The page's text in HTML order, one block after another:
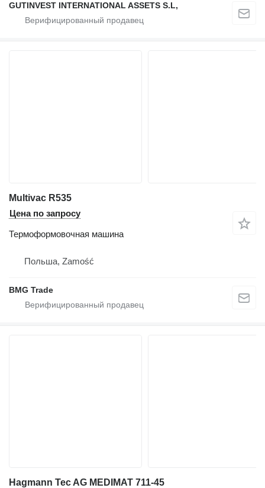
GUTINVEST INTERNATIONAL ASSETS S.L,
Multivac R535
Цена по запросу
Термоформовочная машина
Польша, Zamość
BMG Trade
Hagmann Tec AG MEDIMAT 711-45